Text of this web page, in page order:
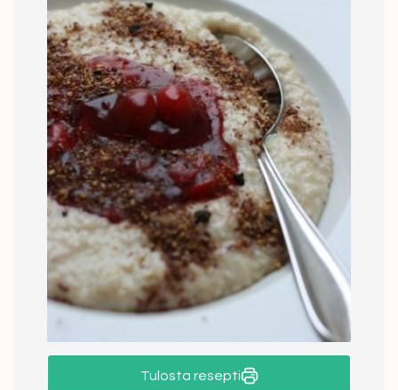
Tulosta resepti